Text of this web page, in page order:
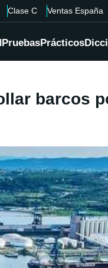
Clase C Ventas España
PruebasPrácticos
barcos